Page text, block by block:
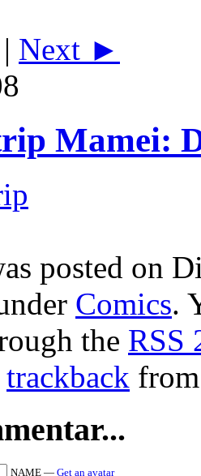
| Next ►
Mamei:
posted on
Comics.
the RSS
trackback
NAME — Get an avatar